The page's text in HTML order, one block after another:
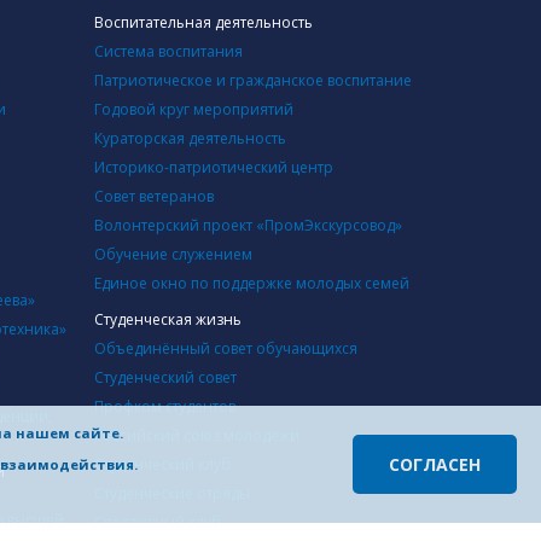
нашем сайте.
СОГЛАСЕН
высшей
Воспитательная деятельность
Система воспитания
Патриотическое и гражданское воспитание
Годовой круг мероприятий
Кураторская деятельность
Историко-патриотический центр
Совет ветеранов
Волонтерский проект «ПромЭкскурсовод»
Обучение служением
Единое окно по поддержке молодых семей
Студенческая жизнь
Объединённый совет обучающихся
Студенческий совет
Профком студентов
Российский союз молодежи
Студенческий клуб
Cпортивный клуб